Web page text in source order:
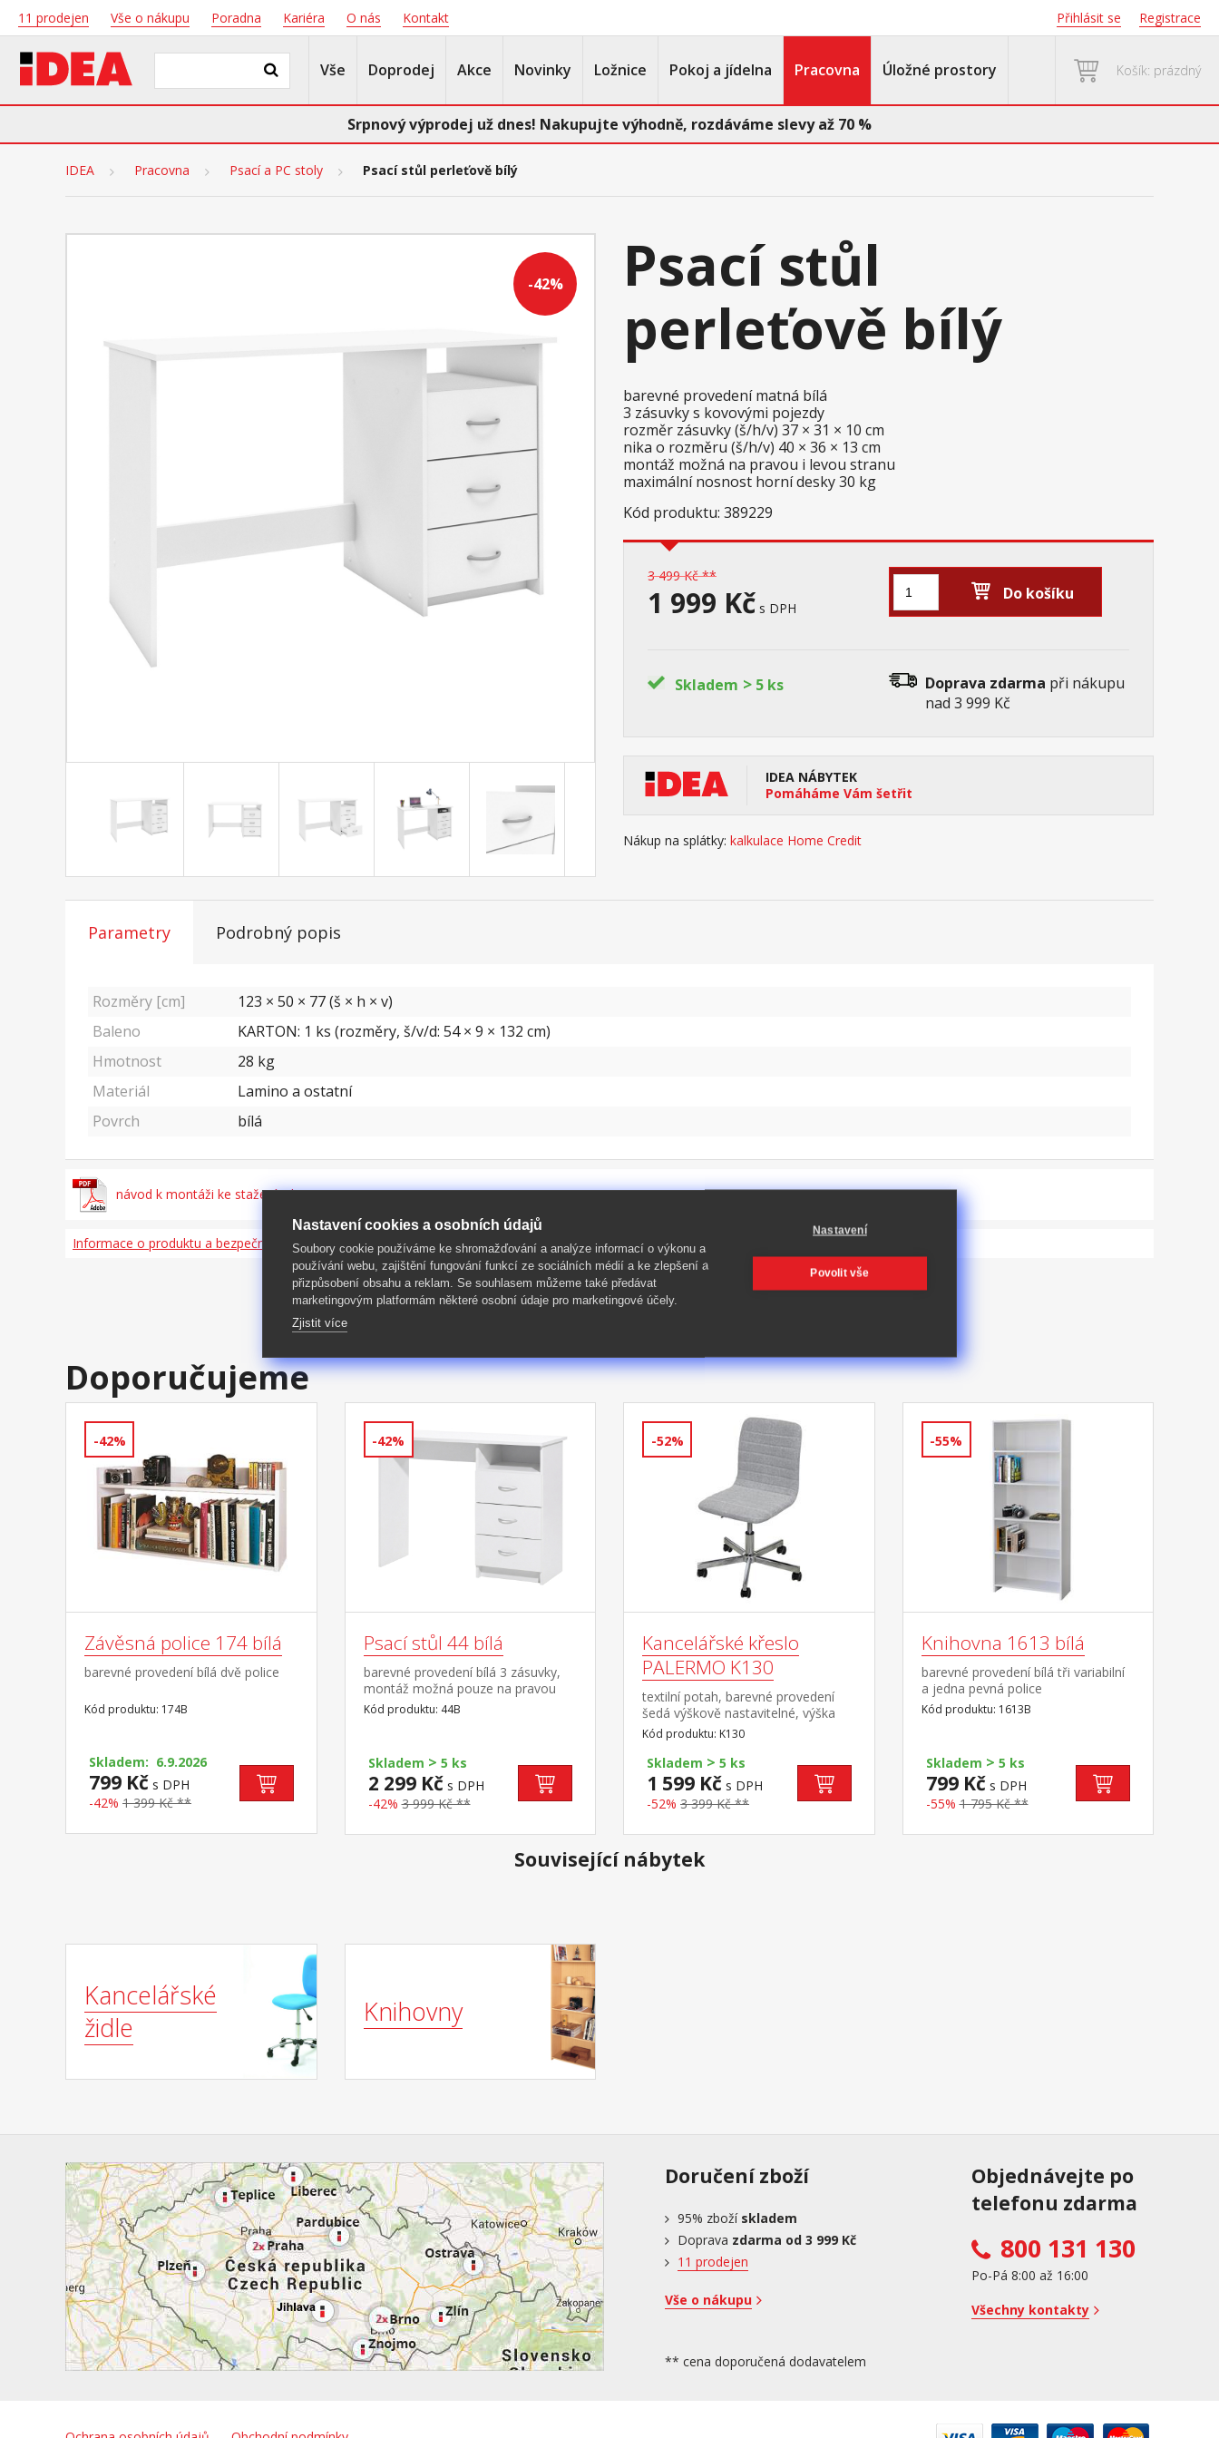
11 prodejen Vše o nákupu Poradna Kariéra O nás Kontakt Přihlásit se Registrace
Vše Doprodej Akce Novinky Ložnice Pokoj a jídelna Pracovna Úložné prostory Košík: prázdný
Srpnový výprodej už dnes! Nakupujte výhodně, rozdáváme slevy až 70 %
IDEA Pracovna Psací a PC stoly Psací stůl perleťově bílý
-42%
Psací stůl
perleťově bílý
barevné provedení matná bílá
3 zásuvky s kovovými pojezdy
rozměr zásuvky (š/h/v) 37 × 31 × 10 cm
nika o rozměru (š/h/v) 40 × 36 × 13 cm
montáž možná na pravou i levou stranu
maximální nosnost horní desky 30 kg
Kód produktu: 389229
3 499 Kč **
1 999 Kč s DPH
Do košíku
Skladem > 5 ks Doprava zdarma při nákupu
nad 3 999 Kč
IDEA NÁBYTEK
Pomáháme Vám šetřit
Nákup na splátky: kalkulace Home Credit
Parametry Podrobný popis
Rozměry [cm]
123 × 50 × 77 (š × h × v)
Baleno
KARTON: 1 ks (rozměry, š/v/d: 54 × 9 × 132 cm)
Hmotnost
28 kg
Materiál
Lamino a ostatní
Povrch
bílá
návod k montáži ke stažení zde
Informace o produktu a bezpečnosti
Doporučujeme
-42%
Závěsná police 174 bílá
barevné provedení bílá dvě police
Kód produktu: 174B
Skladem: 6.9.2026
799 Kč s DPH
-42% 1 399 Kč **
-42%
Psací stůl 44 bílá
barevné provedení bílá 3 zásuvky,
montáž možná pouze na pravou
stranu
Kód produktu: 44B
Skladem > 5 ks
2 299 Kč s DPH
-42% 3 999 Kč **
-52%
Kancelářské křeslo
PALERMO K130
textilní potah, barevné provedení
šedá výškově nastavitelné, výška
sedu 36-45 cm šířka sedu 41 cm,
kovový pochromovaný kříž
Kód produktu: K130
Skladem > 5 ks
1 599 Kč s DPH
-52% 3 399 Kč **
-55%
Knihovna 1613 bílá
barevné provedení bílá tři variabilní
a jedna pevná police
Kód produktu: 1613B
Skladem > 5 ks
799 Kč s DPH
-55% 1 795 Kč **
Související nábytek
Kancelářské
židle
Knihovny
Doručení zboží
95% zboží skladem
Doprava zdarma od 3 999 Kč
11 prodejen
Vše o nákupu
** cena doporučená dodavatelem
Objednávejte po
telefonu zdarma
800 131 130
Po-Pá 8:00 až 16:00
Všechny kontakty
Nastavení cookies a osobních údajů
Soubory cookie používáme ke shromažďování a analýze informací o výkonu a
používání webu, zajištění fungování funkcí ze sociálních médií a ke zlepšení a
přizpůsobení obsahu a reklam. Se souhlasem můžeme také předávat
marketingovým platformám některé osobní údaje pro marketingové účely.
Zjistit více
Nastavení
Povolit vše